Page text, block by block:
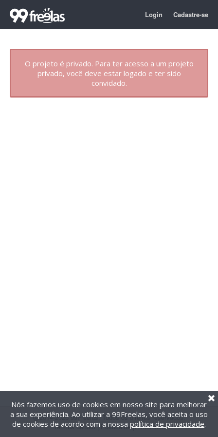
Login Cadastre-se
O projeto é privado. Para ter acesso a um projeto
privado, você deve estar logado e ter sido
convidado.
@2014-2026 99Freelas. Todos os direitos reservados.
Termos de uso| Política de privacidade
Nós fazemos uso de cookies em nosso site para melhorar
a sua experiência. Ao utilizar a 99Freelas, você aceita o uso
de cookies de acordo com a nossa política de privacidade.